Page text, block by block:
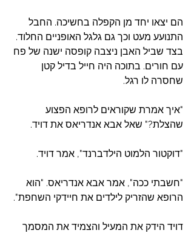
הם יצאו יחד מן הקפלה בחשיכה. החבל
התנועע מעט וכך גם גלגל האופניים החלוד.
בצד שביל האבן ניצבה קופסה ישנה של פח
עם חורים. בתוכה היה חייל בדיל קטן
שחסרה לו רגל.
"איך אמרת שקוראים לרופא הפצוע
שהצלת?" שאל אבא אנדריאס את דויד.
"דוקטור הלמוט הילדברנד", אמר דויד.
"חשבתי ככה", אמר אבא אנדריאס. "הוא
הרופא שהזריק לילדים את חיידקי השחפת".
דויד הידק את המעיל והצמיד את המסמך